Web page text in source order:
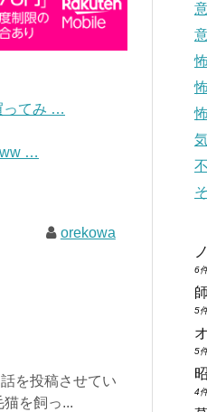
ってみ …
…
orekowa
を投稿させてい
を飼っ...
6
5
5
4